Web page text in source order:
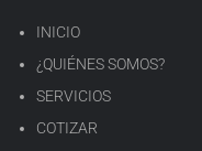
INICIO
¿QUIÉNES SOMOS?
SERVICIOS
COTIZAR